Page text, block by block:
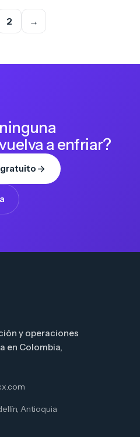
2 →
a enfriar?
y operaciones
en Colombia,
Antioquia